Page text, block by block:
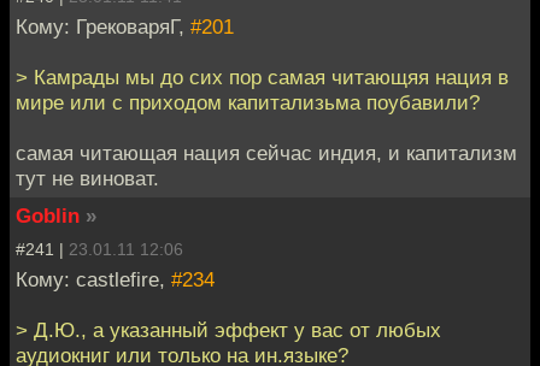
Кому: ГрековаряГ, #201
> Камрады мы до сих пор самая читающяя нация в
мире или с приходом капитализьма поубавили?
самая читающая нация сейчас индия, и капитализм
тут не виноват.
Goblin »
#241 | 23.01.11 12:06
Кому: castlefire, #234
> Д.Ю., а указанный эффект у вас от любых
аудиокниг или только на ин.языке?